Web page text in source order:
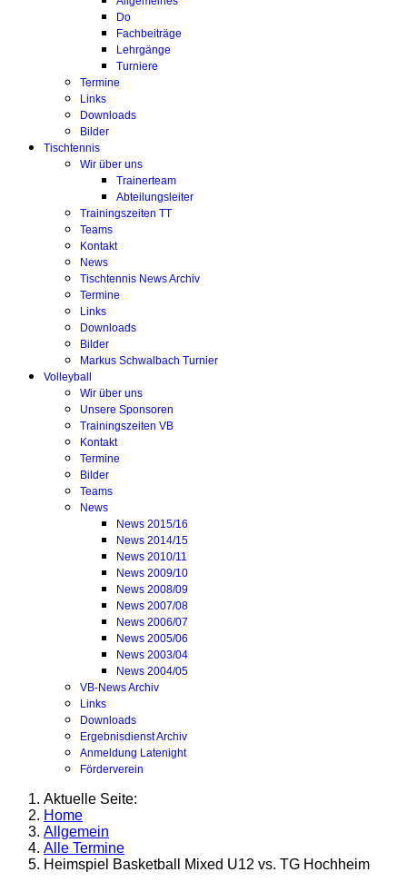
Do
Fachbeiträge
Lehrgänge
Turniere
Termine
Links
Downloads
Bilder
Tischtennis
Wir über uns
Trainerteam
Abteilungsleiter
Trainingszeiten TT
Teams
Kontakt
News
Tischtennis News Archiv
Termine
Links
Downloads
Bilder
Markus Schwalbach Turnier
Volleyball
Wir über uns
Unsere Sponsoren
Trainingszeiten VB
Kontakt
Termine
Bilder
Teams
News
News 2015/16
News 2014/15
News 2010/11
News 2009/10
News 2008/09
News 2007/08
News 2006/07
News 2005/06
News 2003/04
News 2004/05
VB-News Archiv
Links
Downloads
Ergebnisdienst Archiv
Anmeldung Latenight
Förderverein
Aktuelle Seite:
Home
Allgemein
Alle Termine
Heimspiel Basketball Mixed U12 vs. TG Hochheim